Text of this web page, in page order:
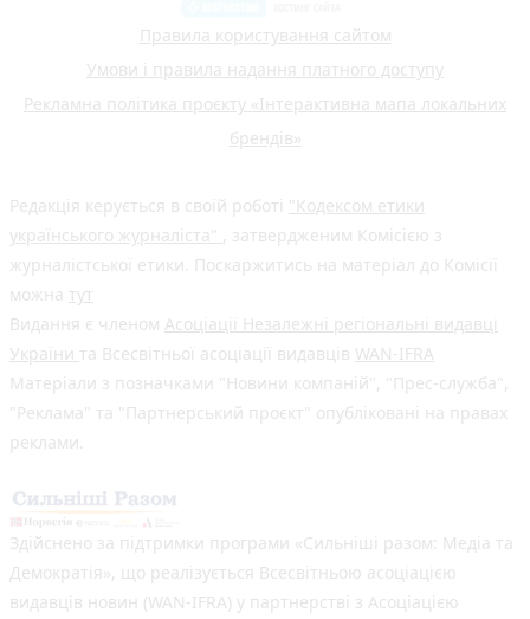
Правила користування сайтом
Умови і правила надання платного доступу
Рекламна політика проєкту «Інтерактивна мапа локальних
брендів»
Редакція керується в своїй роботі "Кодексом етики
українського журналіста" , затвердженим Комісією з
журналістської етики. Поскаржитись на матеріал до Комісії
можна тут
Видання є членом Асоціації Незалежні регіональні видавці
України та Всесвітньої асоціації видавців WAN-IFRA
Матеріали з позначками "Новини компаній", "Прес-служба",
"Реклама" та "Партнерський проєкт" опубліковані на правах
реклами.
Здійснено за підтримки програми «Сильніші разом: Медіа та
Демократія», що реалізується Всесвітньою асоціацією
видавців новин (WAN-IFRA) у партнерстві з Асоціацією